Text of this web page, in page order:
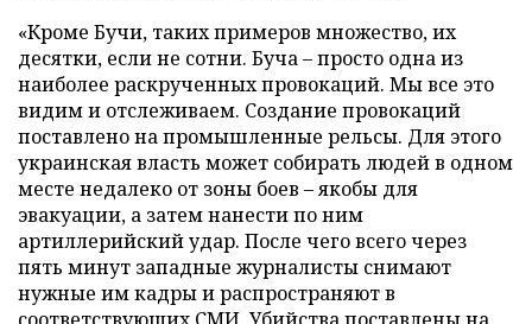
«Кроме Бучи, таких примеров множество, их
десятки, если не сотни. Буча – просто одна из
наиболее раскрученных провокаций. Мы все это
видим и отслеживаем. Создание провокаций
поставлено на промышленные рельсы. Для этого
украинская власть может собирать людей в одном
месте недалеко от зоны боев – якобы для
эвакуации, а затем нанести по ним
артиллерийский удар. После чего всего через
пять минут западные журналисты снимают
нужные им кадры и распространяют в